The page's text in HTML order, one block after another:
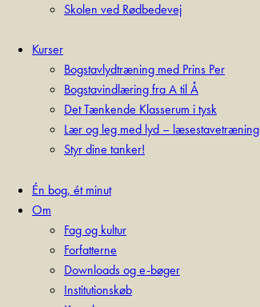
Skolen ved Rødbedevej
Kurser
Bogstavlydtræning med Prins Per
Bogstavindlæring fra A til Å
Det Tænkende Klasserum i tysk
Lær og leg med lyd – læsestavetræning
Styr dine tanker!
Én bog, ét minut
Om
Fag og kultur
Forfatterne
Downloads og e-bøger
Institutionskøb